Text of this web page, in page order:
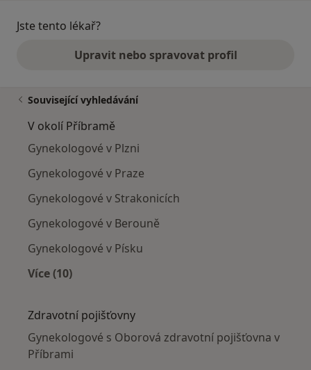
Jste tento lékař?
Upravit nebo spravovat profil
Související vyhledávání
V okolí Příbramě
Gynekologové v Plzni
Gynekologové v Praze
Gynekologové v Strakonicích
Gynekologové v Berouně
Gynekologové v Písku
Více (10)
Zdravotní pojišťovny
Gynekologové s Oborová zdravotní pojišťovna v
Příbrami